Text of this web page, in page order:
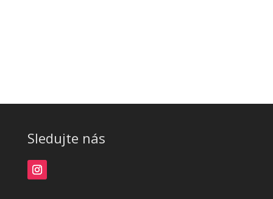
Sledujte nás